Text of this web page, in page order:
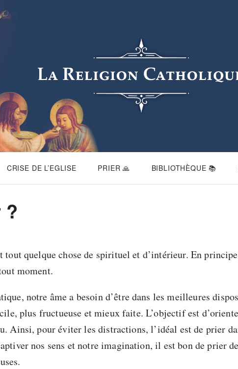
CRISE DE L’EGLISE PRIER 🙏 BIBLIOTHÈQUE 📚
?
tout quelque chose de spirituel et d’intérieur. En
moment.
notre âme a besoin d’être dans les meilleures
plus fructueuse et mieux faite. L’objectif est
Ainsi, pour éviter les distractions, l’idéal est de prier
nos sens et notre imagination, il est bon de prier